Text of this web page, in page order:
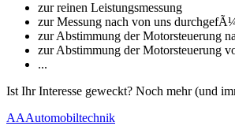
zur reinen Leistungsmessung
zur Messung nach von uns
zur Abstimmung der Motorsteuerung
zur Abstimmung der Motorsteuerung
...
Ist Ihr Interesse geweckt? Noch mehr (und
AAAutomobiltechnik